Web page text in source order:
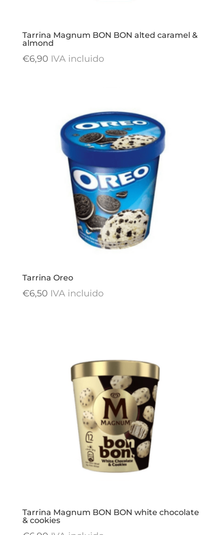
Tarrina Magnum BON BON alted caramel &
almond
€6,90 IVA incluido
Tarrina Oreo
€6,50 IVA incluido
Tarrina Magnum BON BON white chocolate
& cookies